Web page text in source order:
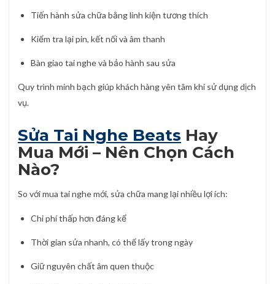
Tiến hành sửa chữa bằng linh kiện tương thích
Kiểm tra lại pin, kết nối và âm thanh
Bàn giao tai nghe và bảo hành sau sửa
Quy trình minh bạch giúp khách hàng yên tâm khi sử dụng dịch
vụ.
Sửa Tai Nghe Beats Hay
Mua Mới – Nên Chọn Cách
Nào?
So với mua tai nghe mới, sửa chữa mang lại nhiều lợi ích:
Chi phí thấp hơn đáng kể
Thời gian sửa nhanh, có thể lấy trong ngày
Giữ nguyên chất âm quen thuộc